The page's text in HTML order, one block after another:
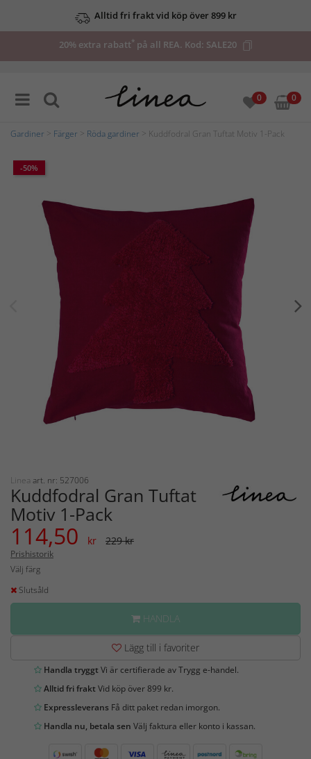
Alltid fri frakt vid köp över 899 kr
20% extra rabatt*på all REA. Kod: SALE20
0 0
Gardiner Färger Röda gardiner > Kuddfodral Gran Tuftat Motiv 1-Pack
-50%
Linea art. nr: 527006
Kuddfodral Gran Tuftat
Motiv 1-Pack
114,50 kr 229 kr
Prishistorik
Välj färg
Slutsåld
HANDLA
Lägg till i favoriter
Handla tryggtVi är certifierade av Trygg e-handel.
Alltid fri fraktVid köp över 899 kr.
Expressleverans Få ditt paket redan imorgon.
Handla nu, betala sen Välj faktura eller konto i kassan.